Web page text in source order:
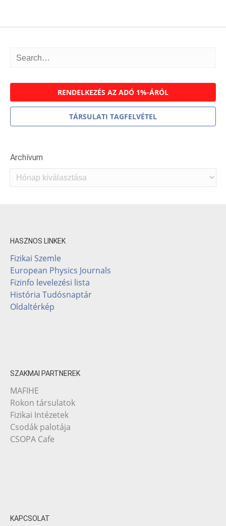
RENDELKEZÉS AZ ADÓ 1%-ÁRÓL
TÁRSULATI TAGFELVÉTEL
Archívum
Archívum
HASZNOS LINKEK
Fizikai Szemle
European Physics Journals
Fizinfo levelezési lista
História Tudósnaptár
Oldaltérkép
SZAKMAI PARTNEREK
MAFIHE
Rokon társulatok
Fizikai Intézetek
Csodák palotája
CSOPA Cafe
KAPCSOLAT